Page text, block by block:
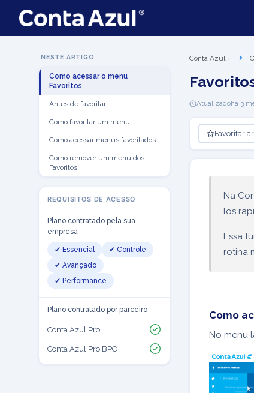
NESTE ARTIGO
Como acessar o menu
Favoritos
Antes de favoritar
Como favoritar um menu
Como acessar menus favoritados
Como remover um menu dos
Favoritos
REQUISITOS DE ACESSO
Plano contratado pela sua
empresa
✔ Essencial
✔ Controle
✔ Avançado
✔ Performance
Plano contratado por parceiro
Conta Azul Pro
Conta Azul Pro BPO
Conta Azul
Atualizadohá 3
Favoritar
Na
los
Essa
rotina
Como
No menu